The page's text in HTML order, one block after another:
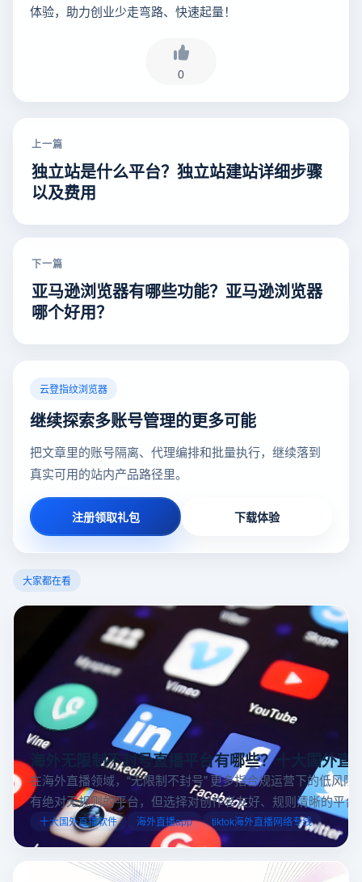
体验，助力创业少走弯路、快速起量！
0
上一篇
独立站是什么平台？独立站建站详细步骤
以及费用
下一篇
亚马逊浏览器有哪些功能？亚马逊浏览器
哪个好用？
云登指纹浏览器
继续探索多账号管理的更多可能
把文章里的账号隔离、代理编排和批量执行，继续落到
真实可用的站内产品路径里。
注册领取礼包 下载体验
大家都在看
海外无限制不封号直播平台有哪些？十大国外直
在海外直播领域，“无限制不封号” 更多指合规运营下的低风
有绝对无规则的平台，但选择对创作者友好、规则清晰的平台
业工具规避风险，能显著降低封号概率。以下推荐十大国外
台，并结合云登多开浏览器的功能，详解如何安全高效运营。
十大国外直播软件 海外直播app tiktok海外直播网络专线